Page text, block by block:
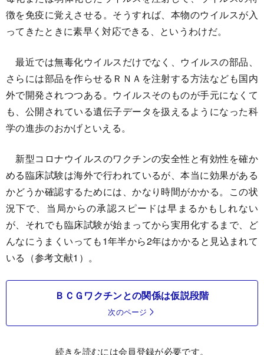
徴を免疫に覚えさせる。そうすれば、本物のウイルスが入
ってきたときに素早く対応できる、というわけだ。
最近では無毒化ウイルスだけでなく、ウイルスの部品、
さらには部品を作らせるＲＮＡを注射する方法なども国内
外で開発されつつある。ウイルスそのものが手元になくて
も、公開されている遺伝子データを扱えるようになった科
学の進歩のおかげといえる。
新型コロナウイルスのワクチンの安全性と有効性を確か
める臨床試験は海外で行われているが、本当に効果がある
かどうか確認するためには、かなり時間がかかる。この状
況下で、当局からの承認スピードは早まるかもしれない
が、それでも臨床試験が始まってから実用化するまで、ど
んなにうまくいっても1年半から2年はかかると見込まれて
いる（参考文献1）。
ＢＣＧワクチンとの関係は仮説段階
次のページ
続きを読むには会員登録が必要です。